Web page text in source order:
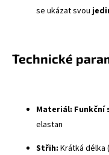
se ukázat svou
Technické
Materiál:
elastan
Střih: Krátká